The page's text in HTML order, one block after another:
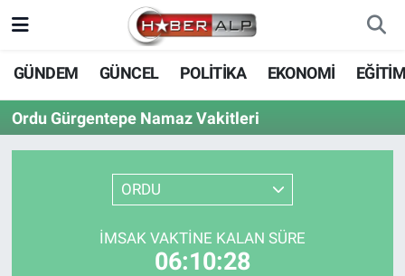
GÜNDEM GÜNCEL POLİTİKA EKONOMİ
Ordu Gürgentepe Namaz Vakitleri
ORDU
İMSAK VAKTINE KALAN SÜRE
06:10:28
Nöbetçi Eczaneler
Hava Durumu
Süper Lig Puan Durumu ve Fikstür